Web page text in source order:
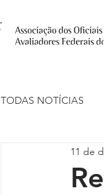
TODAS NOTÍCIAS
Ações Judiciais
11 de